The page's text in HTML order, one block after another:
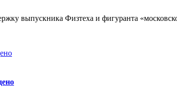
выпускника Физтеха и фигуранта